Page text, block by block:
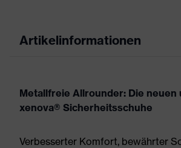
Artikelinformationen
Metallfreie Allrounder: Die neuen
xenova® Sicherheitsschuhe
Verbesserter Komfort, bewährter